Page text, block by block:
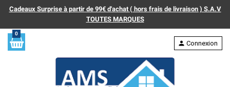
Cadeaux Surprise à partir de 99€ d'achat ( hors frais de livraison ) S.A.V
TOUTES MARQUES
0
person Connexion